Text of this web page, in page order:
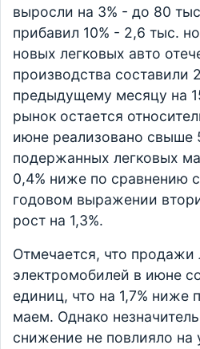
выросли на 3% - до 80
прибавил 10% - 2,6 тыс.
новых легковых авто
производства составили
предыдущему месяцу на
рынок остается
июне реализовано свыше
подержанных легковых
0,4% ниже по сравнению
годовом выражении
рост на 1,3%.
Отмечается, что продажи
электромобилей в июне
единиц, что на 1,7% ниже
маем. Однако
снижение не повлияло на